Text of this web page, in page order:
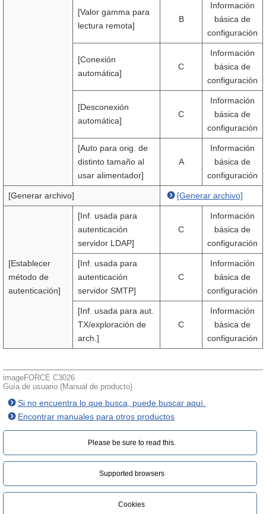
[Valor gamma para
lectura remota]
B
Información
básica de
configuración
[Conexión
automática]
C
Información
básica de
configuración
[Desconexión
automática]
C
Información
básica de
configuración
[Auto para orig. de
distinto tamaño al
usar alimentador]
A
Información
básica de
configuración
[Generar archivo] [Generar archivo]
[Establecer
método de
autenticación]
[Inf. usada para
autenticación
servidor LDAP]
C
Información
básica de
configuración
[Inf. usada para
autenticación
servidor SMTP]
C
Información
básica de
configuración
[Inf. usada para aut.
TX/exploración de
arch.]
C
Información
básica de
configuración
imageFORCE C3026
Guía de usuario (Manual de producto)
Si no encuentra lo que busca, puede buscar aquí.
Encontrar manuales para otros productos
Please be sure to read this.‎
Supported browsers
Cookies